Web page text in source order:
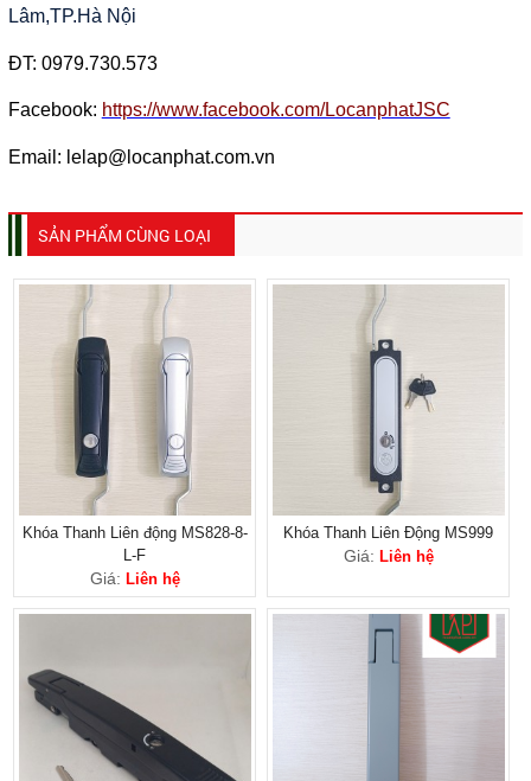
Lâm,TP.Hà Nội
ĐT: 0979.730.573
Facebook: https://www.facebook.com/LocanphatJSC
Email: lelap@locanphat.com.vn
SẢN PHẨM CÙNG LOẠI
Khóa Thanh Liên động MS828-8-
L-F
Giá: Liên hệ
Khóa Thanh Liên Động MS999
Giá: Liên hệ